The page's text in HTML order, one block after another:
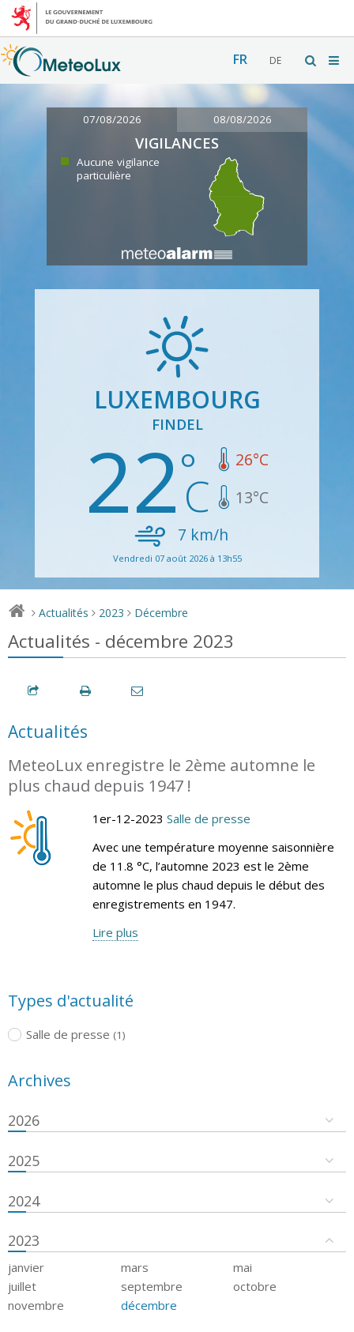
FR DE
07/08/2026 08/08/2026
VIGILANCES
Aucune vigilance
particulière
LUXEMBOURG
FINDEL
22 26°C
13°C
7 km/h
Vendredi 07 août 2026 à 13h55
> Actualités > 2023 > Décembre
Actualités - décembre 2023
Actualités
MeteoLux enregistre le 2ème automne le
plus chaud depuis 1947 !
1er-12-2023 Salle de presse
Avec une température moyenne saisonnière
de 11.8 °C, l’automne 2023 est le 2ème
automne le plus chaud depuis le début des
enregistrements en 1947.
Lire plus
Types d'actualité
Salle de presse (1)
Archives
2026
2025
2024
2023
janvier mars
mai
juillet
septembre
octobre
novembre
décembre